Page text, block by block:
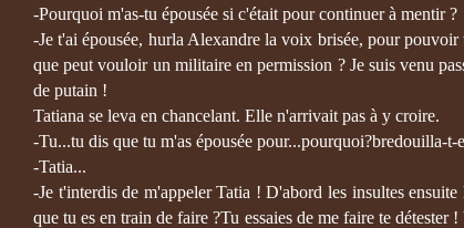
-Pourquoi m'as-tu épousée si c'était pour continuer à mentir ?
-Je t'ai épousée, hurla Alexandre la voix brisée, pour
que peut vouloir un militaire en permission ? Je suis venu
de putain !
Tatiana se leva en chancelant. Elle n'arrivait pas à y croire.
-Tu...tu dis que tu m'as épousée pour...pourquoi?bredouilla-t-
-Tatia...
-Je t'interdis de m'appeler Tatia ! D'abord les insultes
que tu es en train de faire ?Tu essaies de me faire te